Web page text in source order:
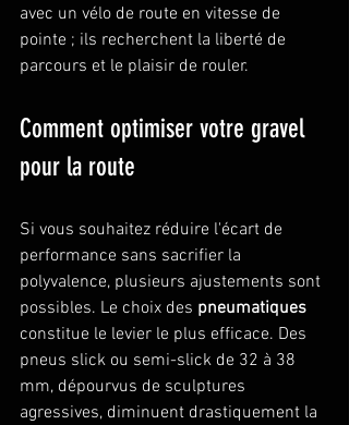
avec un vélo de route en vitesse de
pointe ; ils recherchent la liberté de
parcours et le plaisir de rouler.
Comment optimiser votre gravel
pour la route
Si vous souhaitez réduire l'écart de
performance sans sacrifier la
polyvalence, plusieurs ajustements sont
possibles. Le choix des pneumatiques
constitue le levier le plus efficace. Des
pneus slick ou semi-slick de 32 à 38
mm, dépourvus de sculptures
agressives, diminuent drastiquement la